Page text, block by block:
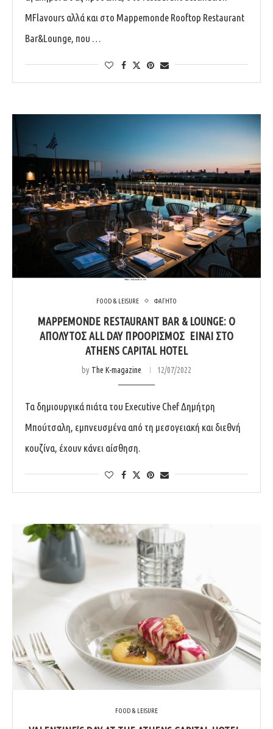
MFlavours αλλά και στο Mappemonde Rooftop Restaurant
Bar&Lounge, που …
FOOD & LEISURE ΦΑΓΗΤΟ
MAPPEMONDE RESTAURANT BAR & LOUNGE: Ο
ΑΠΟΛΥΤΟΣ ALL DAY ΠΡΟΟΡΙΣΜΟΣ ΕΙΝΑΙ ΣΤΟ
ATHENS CAPITAL HOTEL
by The K-magazine 12/07/2022
Τα δημιουργικά πιάτα του Executive Chef Δημήτρη
Μπούτσαλη, εμπνευσμένα από τη μεσογειακή και διεθνή
κουζίνα, έχουν κάνει αίσθηση.
FOOD & LEISURE